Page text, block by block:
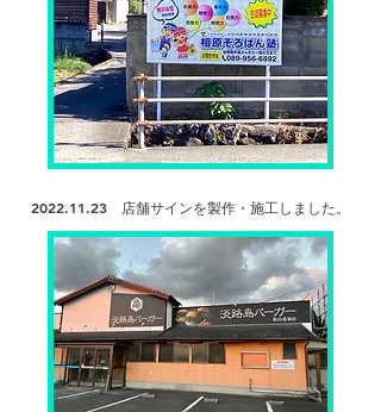
2022.11.23 店舗サインを製作・施工しました。